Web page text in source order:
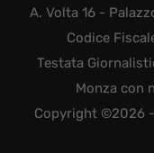
A. Volta 16 -
Codice
Testata
Monza con
Copyright ©2026